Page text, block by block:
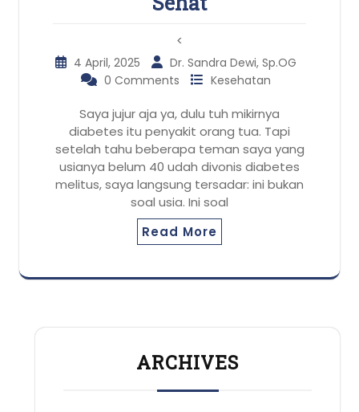
<
4 April, 2025
Dr. Sandra Dewi, Sp.OG
0 Comments
Kesehatan
Saya jujur aja ya, dulu tuh mikirnya
diabetes itu penyakit orang tua. Tapi
setelah tahu beberapa teman saya yang
usianya belum 40 udah divonis diabetes
melitus, saya langsung tersadar: ini bukan
soal usia. Ini soal
Read More
ARCHIVES